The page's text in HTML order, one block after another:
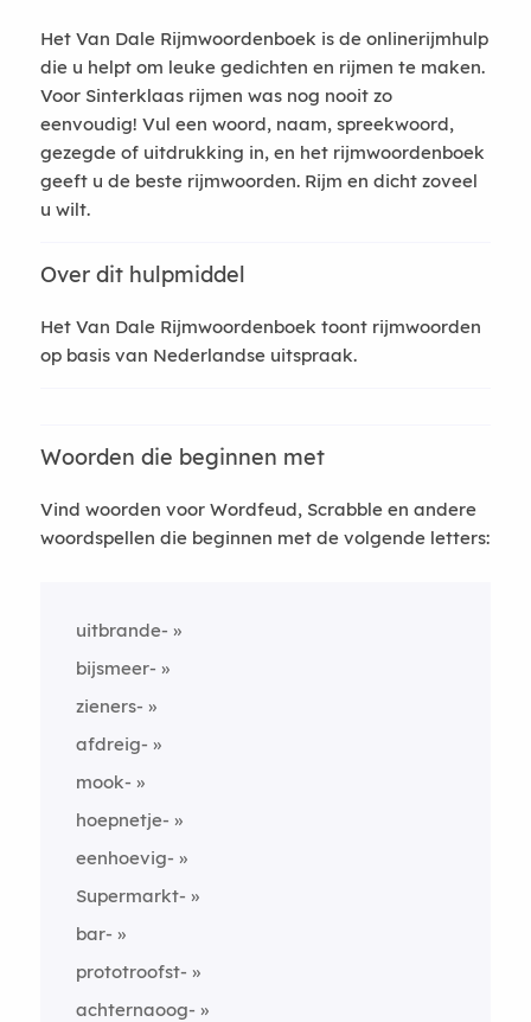
Het Van Dale Rijmwoordenboek is de onlinerijmhulp
die u helpt om leuke gedichten en rijmen te maken.
Voor Sinterklaas rijmen was nog nooit zo
eenvoudig! Vul een woord, naam, spreekwoord,
gezegde of uitdrukking in, en het rijmwoordenboek
geeft u de beste rijmwoorden. Rijm en dicht zoveel
u wilt.
Over dit hulpmiddel
Het Van Dale Rijmwoordenboek toont rijmwoorden
op basis van Nederlandse uitspraak.
Woorden die beginnen met
Vind woorden voor Wordfeud, Scrabble en andere
woordspellen die beginnen met de volgende letters:
uitbrande-
bijsmeer-
zieners-
afdreig-
mook-
hoepnetje-
eenhoevig-
Supermarkt-
bar-
prototroofst-
achternaoog-